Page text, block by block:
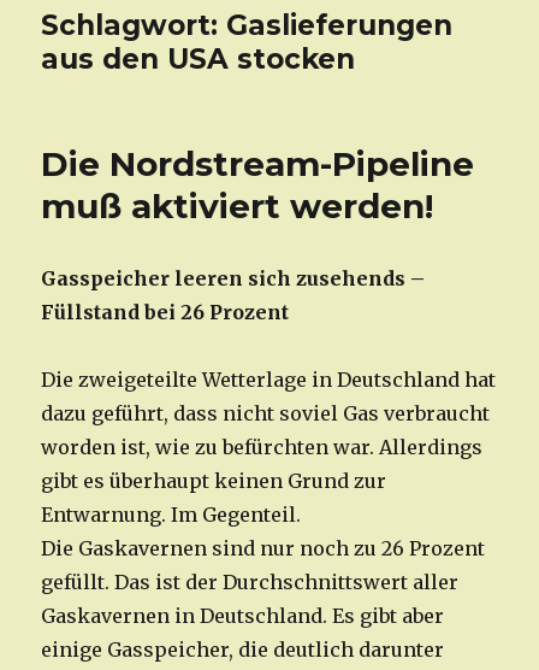
Schlagwort: Gaslieferungen
aus den USA stocken
Die Nordstream-Pipeline
muß aktiviert werden!
Gasspeicher leeren sich zusehends –
Füllstand bei 26 Prozent
Die zweigeteilte Wetterlage in Deutschland hat
dazu geführt, dass nicht soviel Gas verbraucht
worden ist, wie zu befürchten war. Allerdings
gibt es überhaupt keinen Grund zur
Entwarnung. Im Gegenteil.
Die Gaskavernen sind nur noch zu 26 Prozent
gefüllt. Das ist der Durchschnittswert aller
Gaskavernen in Deutschland. Es gibt aber
einige Gasspeicher, die deutlich darunter